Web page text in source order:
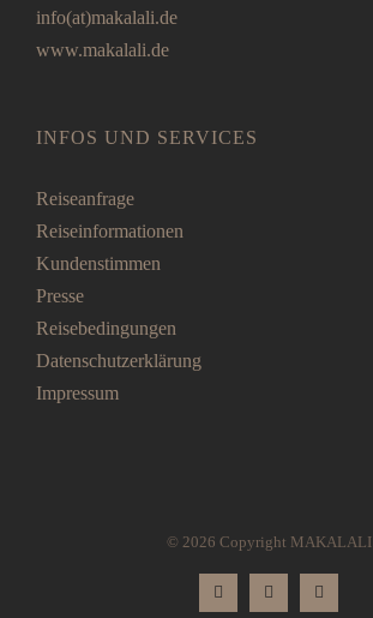
info(at)makalali.de
www.makalali.de
INFOS UND SERVICES
Reiseanfrage
Reiseinformationen
Kundenstimmen
Presse
Reisebedingungen
Datenschutzerklärung
Impressum
© 2026 Copyright MAKALALI
FacebookInstagramPinterest